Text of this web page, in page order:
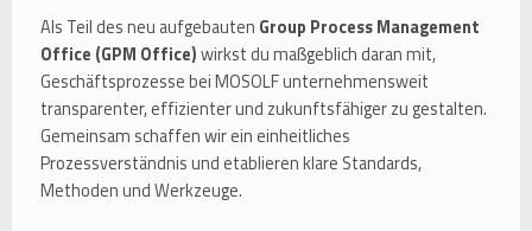
Als Teil des neu aufgebauten Group Process Management
Office (GPM Office)wirkst du maßgeblich daran mit,
Geschäftsprozesse bei MOSOLF unternehmensweit
transparenter, effizienter und zukunftsfähiger zu gestalten.
Gemeinsam schaffen wir ein einheitliches
Prozessverständnis und etablieren klare Standards,
Methoden und Werkzeuge.